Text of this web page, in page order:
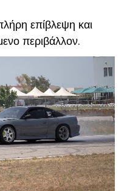
επίβλεψη και
περιβάλλον.